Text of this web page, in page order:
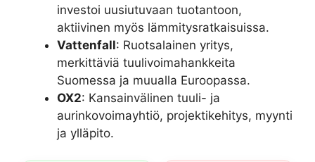
investoi uusiutuvaan tuotantoon,
aktiivinen myös lämmitysratkaisuissa.
Vattenfall: Ruotsalainen yritys,
merkittäviä tuulivoimahankkeita
Suomessa ja muualla Euroopassa.
OX2: Kansainvälinen tuuli- ja
aurinkovoimayhtiö, projektikehitys, myynti
ja ylläpito.